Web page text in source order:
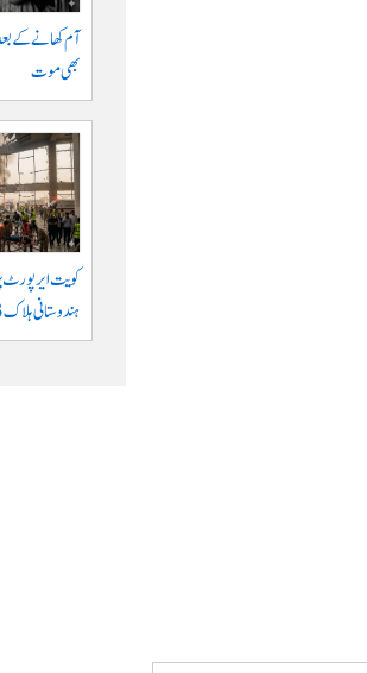
آم کھانے کے
بھی موت
کویت ایر پورٹ
ہندوستانی ہلاک 63 زخمی